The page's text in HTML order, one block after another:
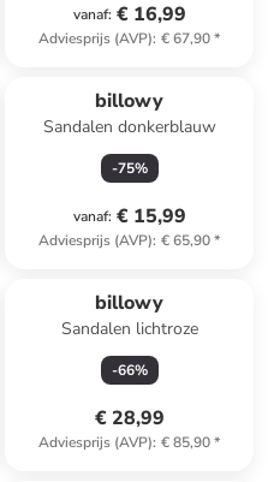
vanaf: € 16,99
Adviesprijs (AVP): € 67,90*
billowy
Sandalen donkerblauw
-75%
vanaf: € 15,99
Adviesprijs (AVP): € 65,90*
billowy
Sandalen lichtroze
-66%
€ 28,99
Adviesprijs (AVP): € 85,90*